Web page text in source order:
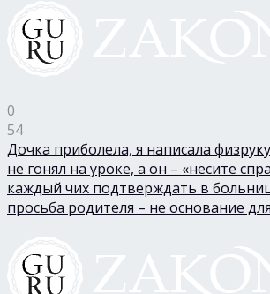
0
54
Дочка приболела, я написала
не гонял на уроке, а он – «несите
каждый чих подтверждать в
просьба родителя – не основание